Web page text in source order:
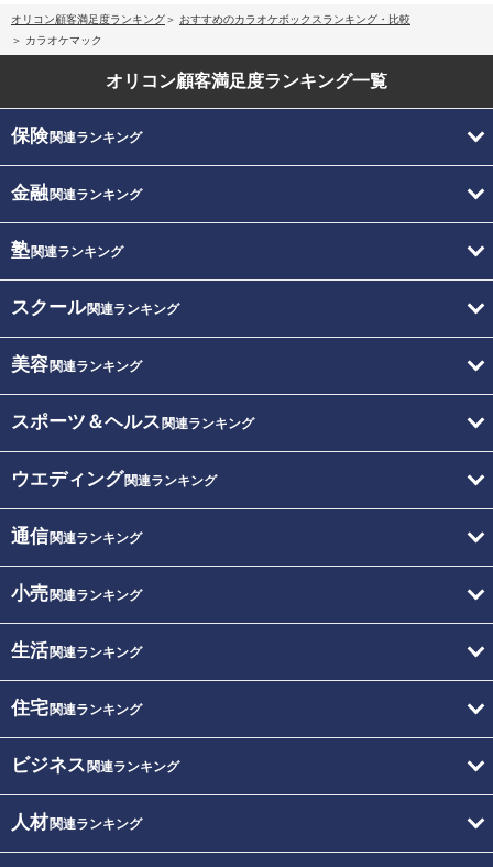
オリコン顧客満足度ランキング
おすすめのカラオケボックスランキング・比較
カラオケマック
オリコン顧客満足度ランキング一覧
保険関連ランキング
金融関連ランキング
塾関連ランキング
スクール関連ランキング
美容関連ランキング
スポーツ＆ヘルス 関連ランキング
ウエディング関連ランキング
通信関連ランキング
小売関連ランキング
生活関連ランキング
住宅関連ランキング
ビジネス 関連ランキング
人材関連ランキング